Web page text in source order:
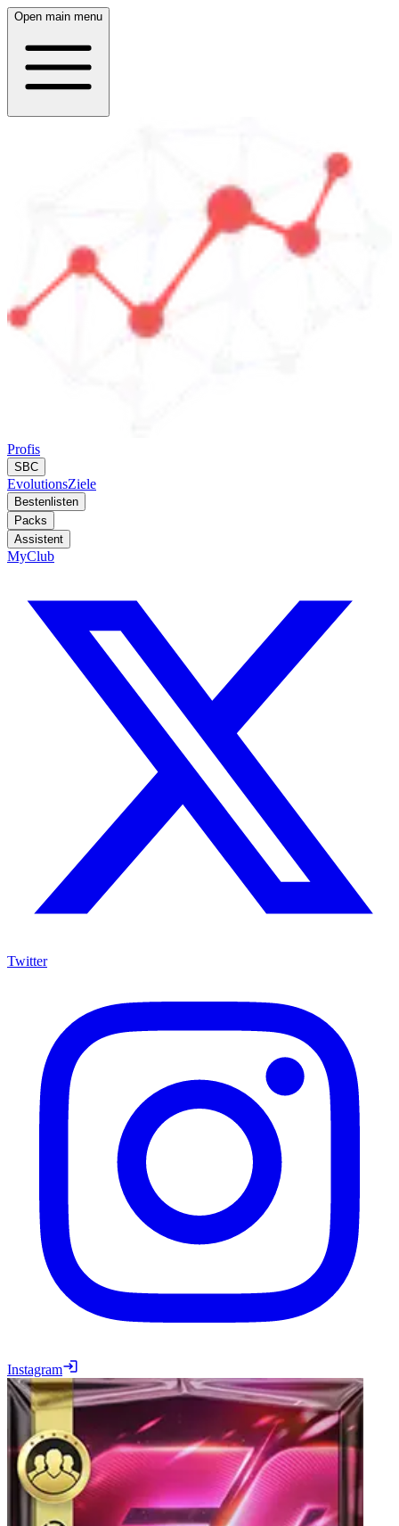
Open main menu
Profis
SBC
EvolutionsZiele
Bestenlisten
Packs
Assistent
MyClub
Twitter
Instagram